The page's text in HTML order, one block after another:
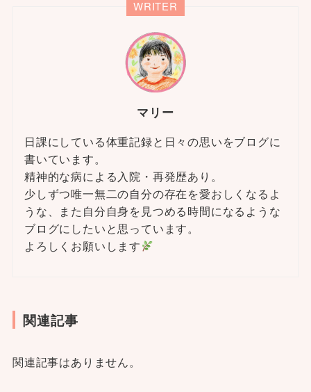
WRITER
マリー
日課にしている体重記録と日々の思いをブログに
書いています。
精神的な病による入院・再発歴あり。
少しずつ唯一無二の自分の存在を愛おしくなるよ
うな、また自分自身を見つめる時間になるような
ブログにしたいと思っています。
よろしくお願いします
関連記事
関連記事はありません。